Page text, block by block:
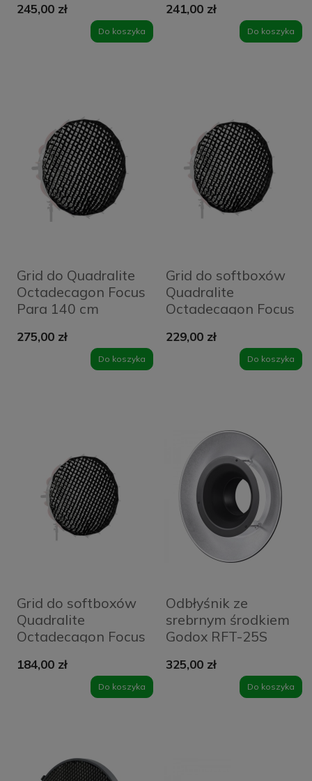
25S (30°)
245,00 zł
Do koszyka
25S (40°)
241,00 zł
Do koszyka
Grid do Quadralite
Octadecagon Focus
Para 140 cm
275,00 zł
Do koszyka
Grid do softboxów
Quadralite
Octadecagon Focus
229,00 zł
Do koszyka
Grid do softboxów
Quadralite
Octadecagon Focus
184,00 zł
Do koszyka
Odbłyśnik ze
srebrnym środkiem
Godox RFT-25S
325,00 zł
Do koszyka